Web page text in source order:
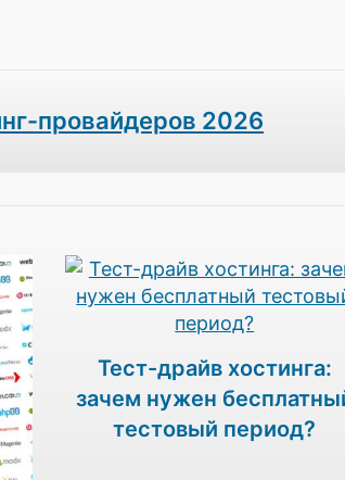
провайдеров 2026
Тест-драйв хостинга:
зачем нужен
тестовый период?